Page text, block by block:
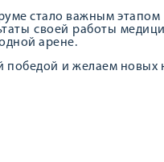
стало важным этапом
своей работы
арене.
победой и желаем